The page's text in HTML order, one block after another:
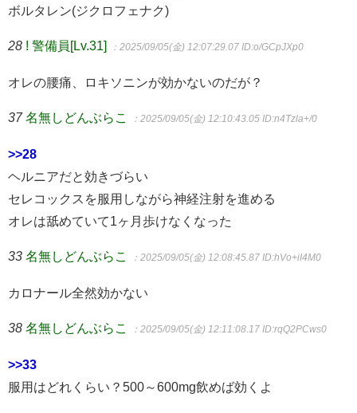
ボルタレン(ジクロフェナク)
28 ! 警備員[Lv.31] ：2025/09/05(金) 12:07:29.07 ID:o/GCpJXp0
オレの腰痛、ロキソニンが効かないのだが？
37 名無しどんぶらこ ：2025/09/05(金) 12:10:43.05 ID:n4Tzla+/0
>>28
ヘルニアだと効きづらい
セレコックスを服用しながら神経注射を進める
オレは舐めていて1ヶ月歩けなくなった
33 名無しどんぶらこ ：2025/09/05(金) 12:08:45.87 ID:hVo+iI4M0
カロナール全然効かない
38 名無しどんぶらこ ：2025/09/05(金) 12:11:08.17 ID:rqQ2PCws0
>>33
服用はどれくらい？500～600mg飲めば効くよ